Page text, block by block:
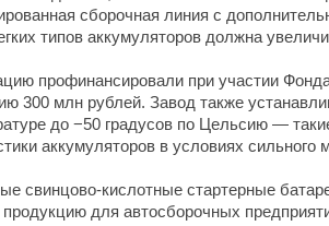
сборочная линия с
типов аккумуляторов должна
профинансировали при участии
300 млн рублей. Завод также
до −50 градусов по Цельсию —
аккумуляторов в условиях сильного
свинцово-кислотные стартерные
для автосборочных